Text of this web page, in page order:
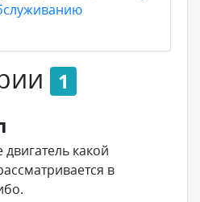
1
какой
в